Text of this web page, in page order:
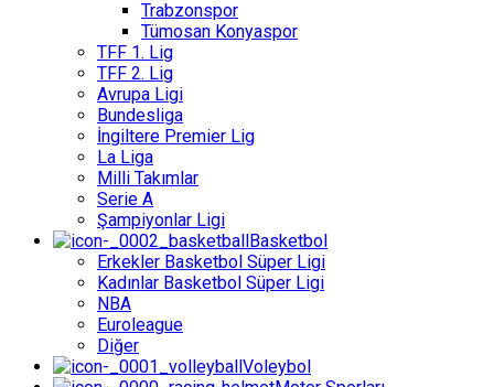
Trabzonspor
Tümosan Konyaspor
TFF 1. Lig
TFF 2. Lig
Avrupa Ligi
Bundesliga
İngiltere Premier Lig
La Liga
Milli Takımlar
Serie A
Şampiyonlar Ligi
Basketbol
Erkekler Basketbol Süper Ligi
Kadınlar Basketbol Süper Ligi
NBA
Euroleague
Diğer
Voleybol